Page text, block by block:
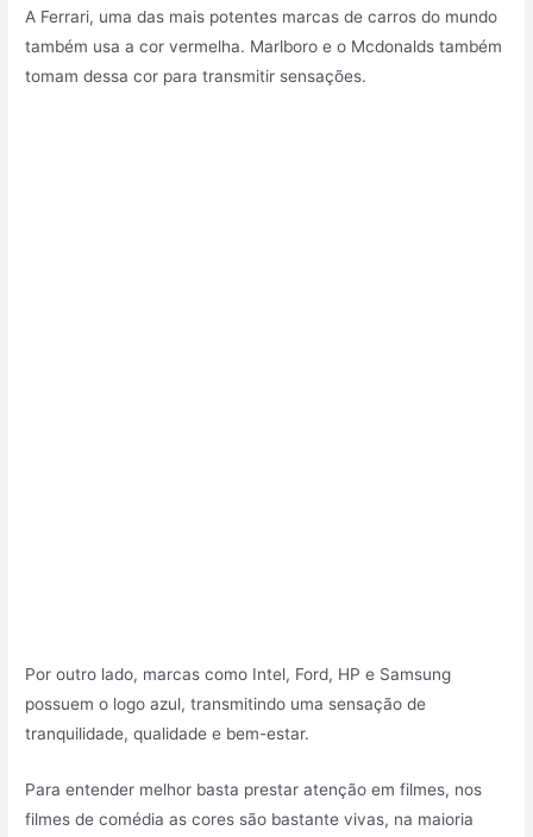
A Ferrari, uma das mais potentes marcas de carros do mundo
também usa a cor vermelha. Marlboro e o Mcdonalds também
tomam dessa cor para transmitir sensações.
Por outro lado, marcas como Intel, Ford, HP e Samsung
possuem o logo azul, transmitindo uma sensação de
tranquilidade, qualidade e bem-estar.
Para entender melhor basta prestar atenção em filmes, nos
filmes de comédia as cores são bastante vivas, na maioria